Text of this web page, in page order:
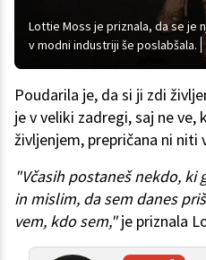
Lottie Moss je priznala, da se je
v modni industriji še poslabšala.
Poudarila je, da si ji zdi
je v veliki zadregi, saj ne ve,
življenjem, prepričana ni
"Včasih postaneš nekdo, ki
in mislim, da sem danes
vem, kdo sem,"je priznala